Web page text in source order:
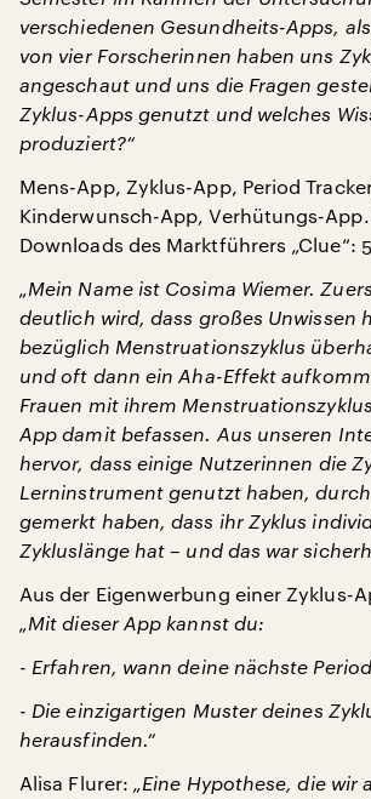
verschiedenen Gesundheits-Apps,
von vier Forscherinnen haben uns
angeschaut und uns die Fragen
Zyklus-Apps genutzt und welches
produziert?“
Mens-App, Zyklus-App, Period
Kinderwunsch-App, Verhütungs-
Downloads des Marktführers „Clue“:
„Mein Name ist Cosima Wiemer.
deutlich wird, dass großes Unwissen
bezüglich Menstruationszyklus
und oft dann ein Aha-Effekt
Frauen mit ihrem
App damit befassen. Aus unseren
hervor, dass einige Nutzerinnen die
Lerninstrument genutzt haben,
gemerkt haben, dass ihr Zyklus
Zykluslänge hat – und das war
Aus der Eigenwerbung einer Zyklus-
„Mit dieser App kannst du:
- Erfahren, wann deine nächste
- Die einzigartigen Muster deines
herausfinden.“
Alisa Flurer: „Eine Hypothese, die wir